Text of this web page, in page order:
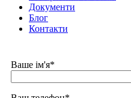
Документи
Блог
Контакти
Ваше ім'я*